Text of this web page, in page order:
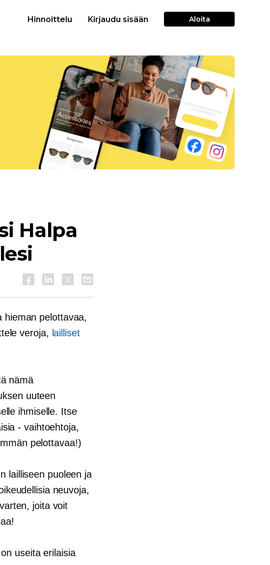
Hinnoittelu Kirjaudu sisään Aloita
Halpa
hieman pelottavaa,
veroja, lailliset
nämä
uuteen
ihmiselle. Itse
​​- vaihtoehtoja,
pelottavaa!)
lailliseen puoleen ja
neuvoja,
joita voit
useita erilaisia